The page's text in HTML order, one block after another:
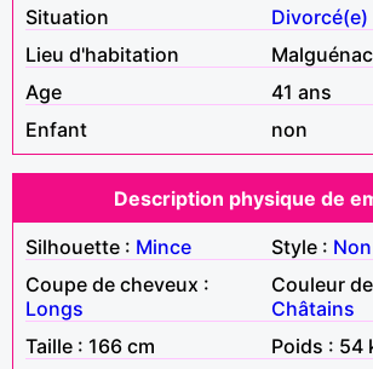
Situation
Divorcé(e)
Lieu d'habitation
Malguénac
Age
41 ans
Enfant
non
Description physique de
Silhouette : Mince Style :
Coupe de cheveux :
Longs
Couleur
Châtains
Taille : 166 cm
Poids : 54